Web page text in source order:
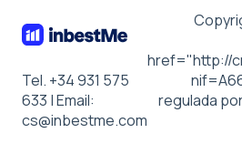
Tel. +34 931 575
633 | Email:
cs@inbestme.com
href="http://
regulada